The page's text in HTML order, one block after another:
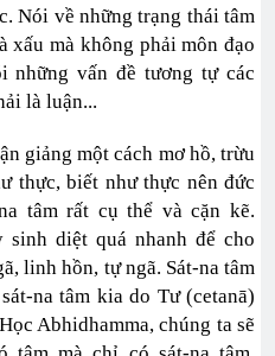
Nói về những trạng thái tâm
xấu mà không phải môn đạo
những vấn đề tương tự các
là luận...
giảng một cách mơ hồ, trừu
thực, biết như thực nên đức
tâm rất cụ thể và cặn kẽ.
sinh diệt quá nhanh để cho
linh hồn, tự ngã. Sát-na tâm
na tâm kia do Tư (cetanā)
Abhidhamma, chúng ta sẽ